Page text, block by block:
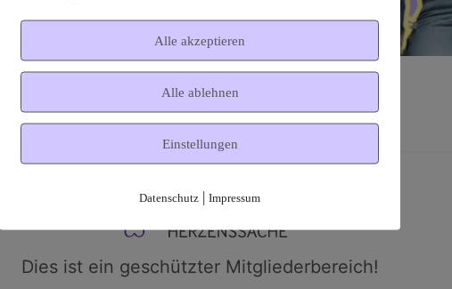
Dies ist ein geschützter Mitgliederbereich!
Alle akzeptieren
Alle ablehnen
Einstellungen
Datenschutz | Impressum